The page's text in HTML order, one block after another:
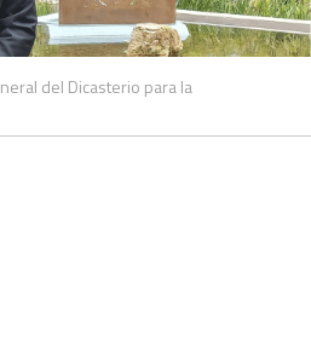
del Dicasterio para la